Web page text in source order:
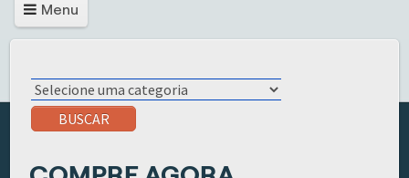
Menu
BUSCAR